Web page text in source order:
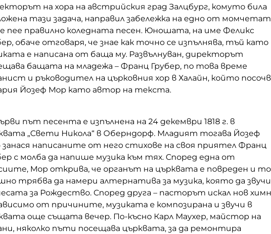
на хора на австрийския град Залцбург, комуто била
тази задача, направил забележка на едно от
пее правилно коледната песен. Юношата, на име Феликс
обаче отговаря, че знае как точно се изпълнява, тъй като
е написана от баща му. Развълнуван, директорът
бащата на младежа – Франц Грубер, по това време
и ръководител на църковния хор в Халайн, който
Йозеф Мор като автор на текста.
път песента е изпълнена на 24 декември 1818 г. в
„Свети Никола“ в Оберндорф. Младият тогава Йозеф
написаните от него стихове на своя приятел Франц
с молба да напише музика към тях. Според една от
Мор открива, че органът на църквата е повреден и
трябва да намери алтернатива за музика, която да звучи
за Рождество. Според друга – пасторът искал нов
от причините, музиката е композирана и звучи в
още същата вечер. По-късно Карл Маухер, майстор на
няколко пъти посещава църквата, за да ремонтира